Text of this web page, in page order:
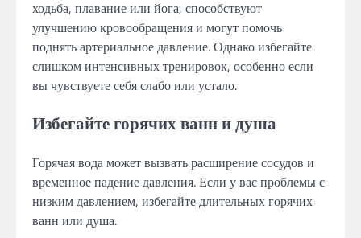
ходьба, плавание или йога, способствуют
улучшению кровообращения и могут помочь
поднять артериальное давление. Однако избегайте
слишком интенсивных тренировок, особенно если
вы чувствуете себя слабо или устало.
Избегайте горячих ванн и душа
Горячая вода может вызвать расширение сосудов и
временное падение давления. Если у вас проблемы с
низким давлением, избегайте длительных горячих
ванн или душа.